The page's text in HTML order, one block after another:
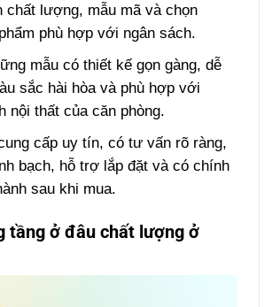
chất lượng, mẫu mã và chọn
phù hợp với ngân sách.
mẫu có thiết kế gọn gàng, dễ
sắc hài hòa và phù hợp với
nội thất của căn phòng.
cấp uy tín, có tư vấn rõ ràng,
bạch, hỗ trợ lắp đặt và có chính
sau khi mua.
tầng ở đâu chất lượng ở